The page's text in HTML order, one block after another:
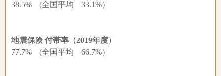
38.5% (全国平均 33.1%）
地震保険 付帯率（2019年度）
77.7% (全国平均 66.7%）